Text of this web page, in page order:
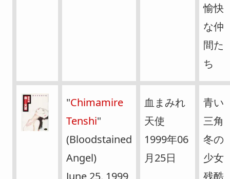
愉快
な仲
間た
ち
"Chimamire
Tenshi"
(Bloodstained
Angel)
June 25, 1999
血まみれ
天使
1999年06
月25日
青い
三角
冬の
少女
残酷